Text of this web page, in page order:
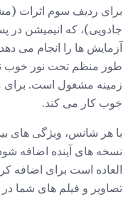
برای ردیف سوم اثرات
جادویی)، که انیمیشن در
آزمایش ها را انجام می
طور منظم تحت نور خوب
زمینه مشغول است. برای
خوب کار می کند.
با هر شانس، ویژگی های
نسخه های آینده اضافه شود.
العاده است برای اضافه
تصاویر و فیلم های شما